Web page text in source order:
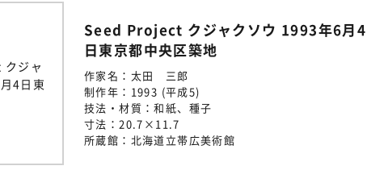
Seed Project クジャクソウ 1993年6月4
日東京都中央区築地
作家名： 太田 三郎
制作年： 1993 (平成5)
技法・材質：和紙、種子
寸法：20.7×11.7
所蔵館： 北海道立帯広美術館